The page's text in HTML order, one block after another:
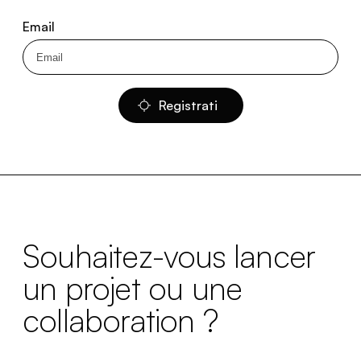
Email
Registrati
Souhaitez-vous lancer
un projet ou une
collaboration ?